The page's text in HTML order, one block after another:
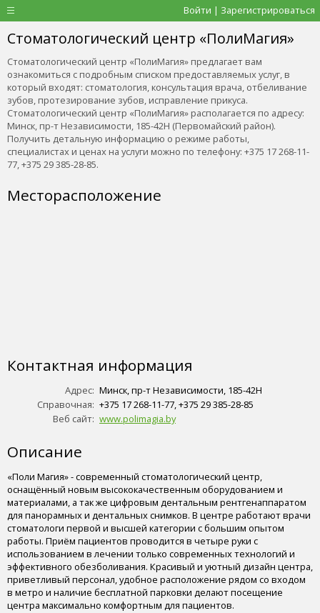
Войти | Зарегистрироваться
Стоматологический центр «ПолиМагия»
Стоматологический центр «ПолиМагия» предлагает вам
ознакомиться с подробным списком предоставляемых услуг, в
который входят: стоматология, консультация врача, отбеливание
зубов, протезирование зубов, исправление прикуса.
Стоматологический центр «ПолиМагия» располагается по адресу:
Минск, пр-т Независимости, 185-42Н (Первомайский район).
Получить детальную информацию о режиме работы,
специалистах и ценах на услуги можно по телефону: +375 17 268-11-
77, +375 29 385-28-85.
Месторасположение
Контактная информация
Адрес: Минск, пр-т Независимости, 185-42Н
Справочная: +375 17 268-11-77, +375 29 385-28-85
Веб сайт: www.polimagia.by
Описание
«Поли Магия» - современный стоматологический центр,
оснащённый новым высококачественным оборудованием и
материалами, а так же цифровым дентальным рентгенаппаратом
для панорамных и дентальных снимков. В центре работают врачи
стоматологи первой и высшей категории с большим опытом
работы. Приём пациентов проводится в четыре руки с
использованием в лечении только современных технологий и
эффективного обезболивания. Красивый и уютный дизайн центра,
приветливый персонал, удобное расположение рядом со входом
в метро и наличие бесплатной парковки делают посещение
центра максимально комфортным для пациентов.